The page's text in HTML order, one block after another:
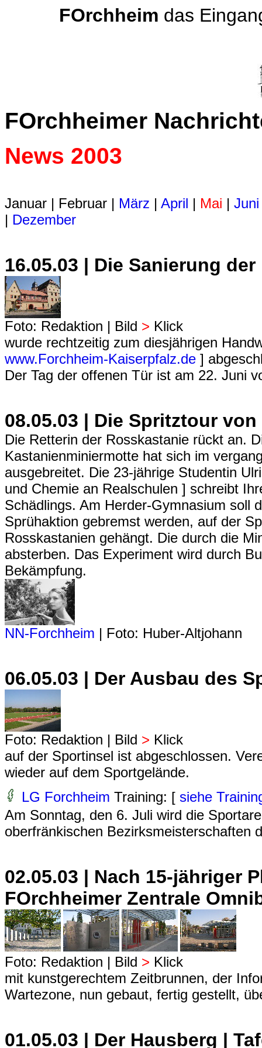
FOrchheim das
FOrchheimer
News 2003
Januar | Februar | März | April | Mai | Juni
| Dezember
16.05.03 | Die Sanierung
Foto: Redaktion | Bild > Klick
wurde rechtzeitig zum diesjährigen
www.Forchheim-Kaiserpfalz.de ]
Der Tag der offenen Tür ist am 22. Juni
08.05.03 | Die Spritztour
Die Retterin der Rosskastanie rückt an.
Kastanienminiermotte hat sich im
ausgebreitet. Die 23-jährige Studentin
und Chemie an Realschulen ] schreibt
Schädlings. Am Herder-Gymnasium soll
Sprühaktion gebremst werden, auf der
Rosskastanien gehängt. Die durch die
absterben. Das Experiment wird durch
Bekämpfung.
NN-Forchheim | Foto: Huber-Altjohann
06.05.03 | Der Ausbau des
Foto: Redaktion | Bild > Klick
auf der Sportinsel ist abgeschlossen.
wieder auf dem Sportgelände.
LG Forchheim Training: [ siehe
Am Sonntag, den 6. Juli wird die
oberfränkischen Bezirksmeisterschaften
02.05.03 | Nach 15-jähriger
FOrchheimer Zentrale
Foto: Redaktion | Bild > Klick
mit kunstgerechtem Zeitbrunnen, der
Wartezone, nun gebaut, fertig gestellt,
01.05.03 | Der Hausberg |